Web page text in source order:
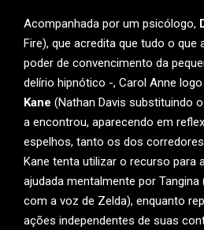
Acompanhada por um psicólogo,
Fire), que acredita que tudo o
poder de convencimento da
delírio hipnótico -, Carol Anne
Kane (Nathan Davis substituindo
a encontrou, aparecendo em
espelhos, tanto os dos
Kane tenta utilizar o recurso para
ajudada mentalmente por Tangina
com a voz de Zelda), enquanto
ações independentes de suas